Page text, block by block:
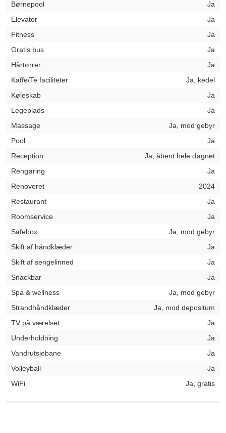
Børnepool
Ja
Elevator
Ja
Fitness
Ja
Gratis bus
Ja
Hårtørrer
Ja
Kaffe/Te faciliteter
Ja, kedel
Køleskab
Ja
Legeplads
Ja
Massage
Ja, mod gebyr
Pool
Ja
Reception
Ja, åbent hele døgnet
Rengøring
Ja
Renoveret
2024
Restaurant
Ja
Roomservice
Ja
Safebox
Ja, mod gebyr
Skift af håndklæder
Ja
Skift af sengelinned
Ja
Snackbar
Ja
Spa & wellness
Ja, mod gebyr
Strandhåndklæder
Ja, mod depositum
TV på værelset
Ja
Underholdning
Ja
Vandrutsjebane
Ja
Volleyball
Ja
WiFi
Ja, gratis